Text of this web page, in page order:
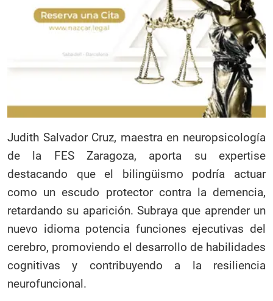
Judith Salvador Cruz, maestra en neuropsicología
de la FES Zaragoza, aporta su expertise
destacando que el bilingüismo podría actuar
como un escudo protector contra la demencia,
retardando su aparición. Subraya que aprender un
nuevo idioma potencia funciones ejecutivas del
cerebro, promoviendo el desarrollo de habilidades
cognitivas y contribuyendo a la resiliencia
neurofuncional.